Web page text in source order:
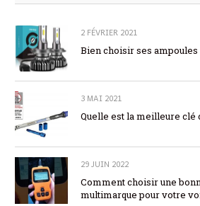
2 FÉVRIER 2021
Bien choisir ses
3 MAI 2021
Quelle est la meilleure clé
29 JUIN 2022
Comment choisir une
multimarque pour votre